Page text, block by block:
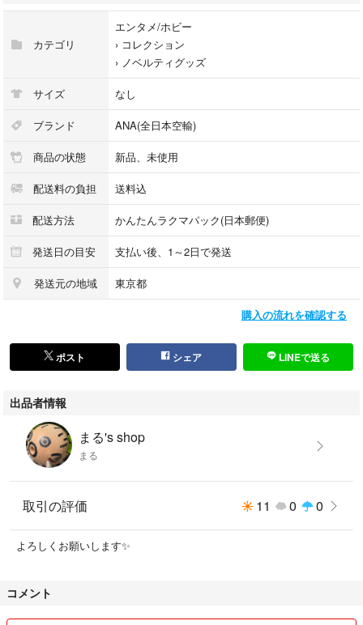
カテゴリ
エンタメ/ホビー
› コレクション
› ノベルティグッズ
サイズ なし
ブランド ANA(全日本空輸)
商品の状態 新品、未使用
配送料の負担 送料込
配送方法 かんたんラクマパック(日本郵便)
発送日の目安 支払い後、1～2日で発送
発送元の地域 東京都
購入の流れを確認する
ポスト シェア LINEで送る
出品者情報
まる's shop
まる
取引の評価 11 0 0
よろしくお願いします✨
コメント